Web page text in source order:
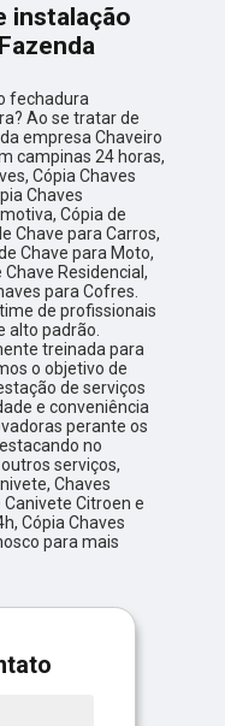
instalação
fechadura
Ao se tratar de
empresa Chaveiro
campinas 24 horas,
Cópia Chaves
Chaves
Cópia de
Chave para Carros,
Chave para Moto,
Chave Residencial,
para Cofres.
de profissionais
alto padrão.
treinada para
o objetivo de
de serviços
e conveniência
perante os
no
serviços,
Chaves
Citroen e
Cópia Chaves
para mais